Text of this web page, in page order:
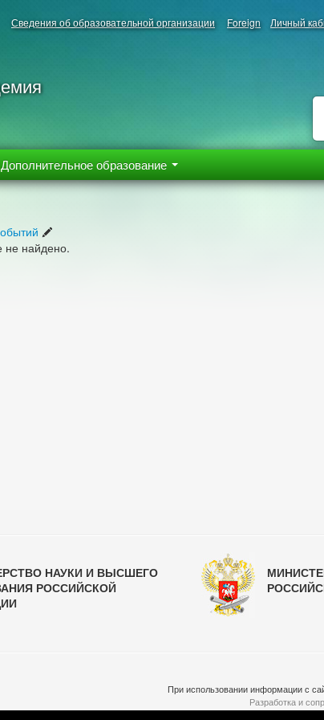
Сведения об образовательной организации Foreign Личный
Дополнительное образование
не найдено.
НАУКИ И ВЫСШЕГО
РОССИЙСКОЙ
При использовании информации с
Разработка и
Система